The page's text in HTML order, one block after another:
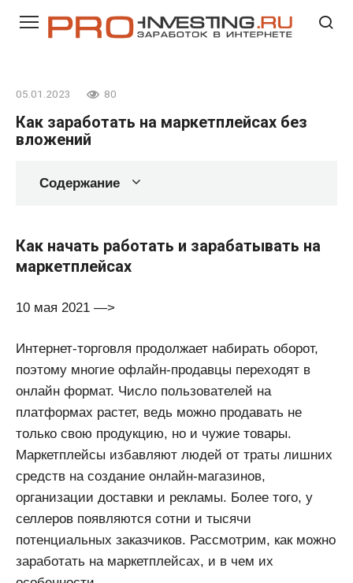
05.01.2023 80
Как заработать на маркетплейсах без
вложений
Содержание
Как начать работать и зарабатывать на
маркетплейсах
10 мая 2021 —>
Интернет-торговля продолжает набирать оборот,
поэтому многие офлайн-продавцы переходят в
онлайн формат. Число пользователей на
платформах растет, ведь можно продавать не
только свою продукцию, но и чужие товары.
Маркетплейсы избавляют людей от траты лишних
средств на создание онлайн-магазинов,
организации доставки и рекламы. Более того, у
селлеров появляются сотни и тысячи
потенциальных заказчиков. Рассмотрим, как можно
заработать на маркетплейсах, и в чем их